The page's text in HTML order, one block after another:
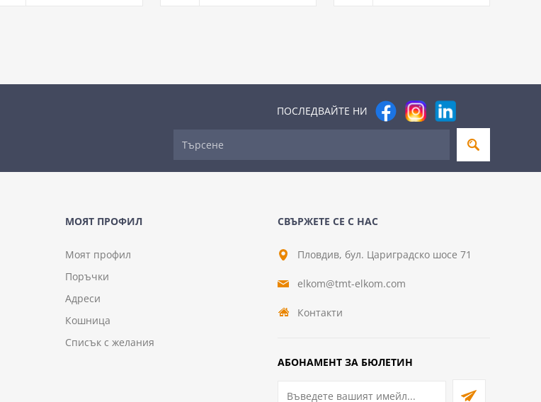
ПОСЛЕДВАЙТЕ НИ
МОЯТ ПРОФИЛ
Моят профил
Поръчки
Адреси
Кошница
Списък с желания
СВЪРЖЕТЕ СЕ С НАС
Пловдив, бул. Цариградско шосе 71
elkom@tmt-elkom.com
Контакти
АБОНАМЕНТ ЗА БЮЛЕТИН